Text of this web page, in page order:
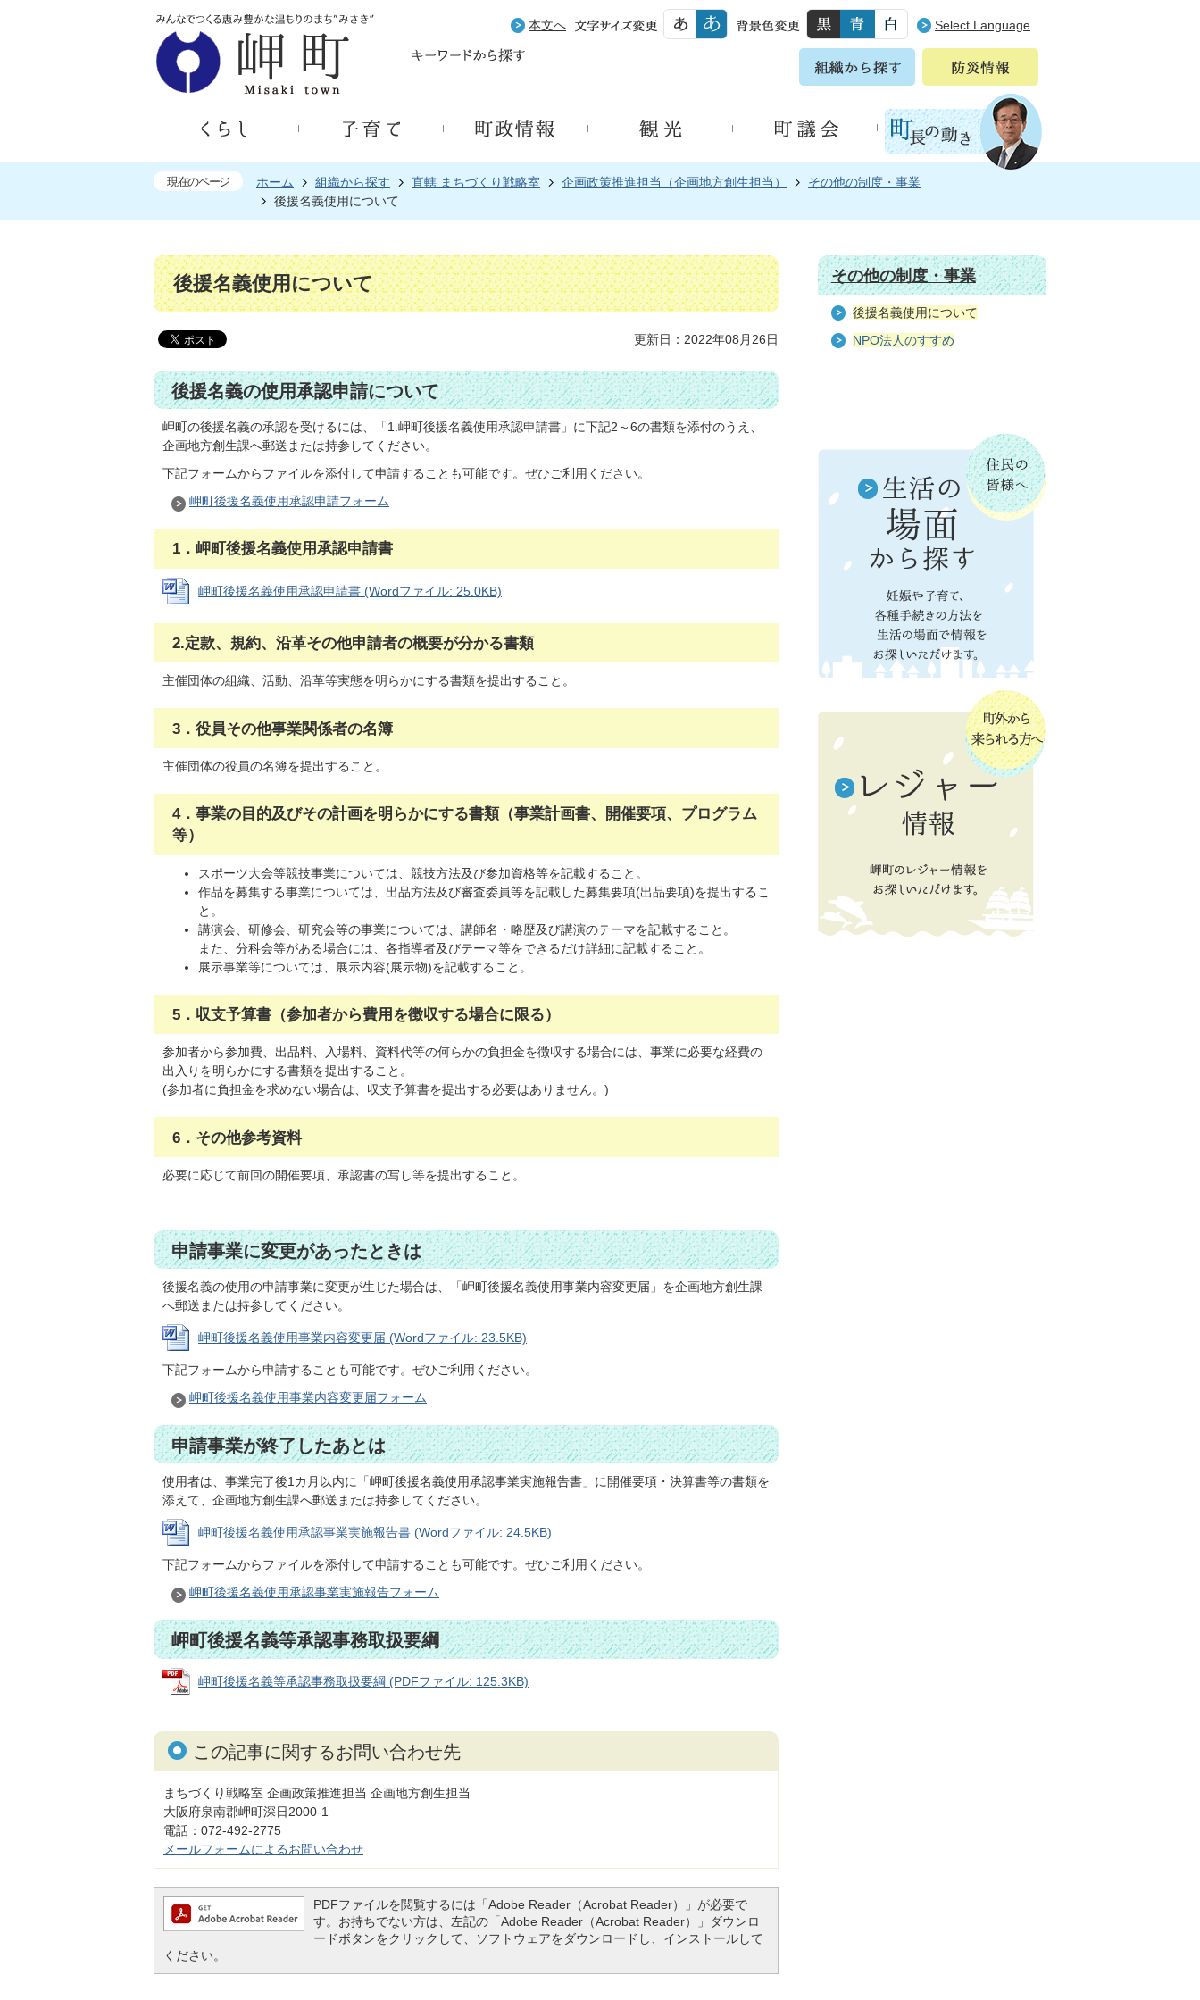
本文へ Select Language
現在のページ ホーム 組織から探す 直轄 まちづくり戦略室 企画政策推進担当（企画地方創生担当）
その他の制度・事業
後援名義使用について
後援名義使用について
更新日：2022年08月26日
後援名義の使用承認申請について
岬町の後援名義の承認を受けるには、「1.岬町後援名義使用承認申請書」に下記2～6の書類を添付のうえ、
企画地方創生課へ郵送または持参してください。
下記フォームからファイルを添付して申請することも可能です。ぜひご利用ください。
岬町後援名義使用承認申請フォーム
1．岬町後援名義使用承認申請書
岬町後援名義使用承認申請書 (Wordファイル: 25.0KB)
2.定款、規約、沿革その他申請者の概要が分かる書類
主催団体の組織、活動、沿革等実態を明らかにする書類を提出すること。
3．役員その他事業関係者の名簿
主催団体の役員の名簿を提出すること。
4．事業の目的及びその計画を明らかにする書類（事業計画書、開催要項、プログラム
等）
スポーツ大会等競技事業については、競技方法及び参加資格等を記載すること。
作品を募集する事業については、出品方法及び審査委員等を記載した募集要項(出品要項)を提出するこ
と。
講演会、研修会、研究会等の事業については、講師名・略歴及び講演のテーマを記載すること。
また、分科会等がある場合には、各指導者及びテーマ等をできるだけ詳細に記載すること。
展示事業等については、展示内容(展示物)を記載すること。
5．収支予算書（参加者から費用を徴収する場合に限る）
参加者から参加費、出品料、入場料、資料代等の何らかの負担金を徴収する場合には、事業に必要な経費の
出入りを明らかにする書類を提出すること。
(参加者に負担金を求めない場合は、収支予算書を提出する必要はありません。)
6．その他参考資料
必要に応じて前回の開催要項、承認書の写し等を提出すること。
申請事業に変更があったときは
後援名義の使用の申請事業に変更が生じた場合は、「岬町後援名義使用事業内容変更届」を企画地方創生課
へ郵送または持参してください。
岬町後援名義使用事業内容変更届 (Wordファイル: 23.5KB)
下記フォームから申請することも可能です。ぜひご利用ください。
岬町後援名義使用事業内容変更届フォーム
申請事業が終了したあとは
使用者は、事業完了後1カ月以内に「岬町後援名義使用承認事業実施報告書」に開催要項・決算書等の書類を
添えて、企画地方創生課へ郵送または持参してください。
岬町後援名義使用承認事業実施報告書 (Wordファイル: 24.5KB)
下記フォームからファイルを添付して申請することも可能です。ぜひご利用ください。
岬町後援名義使用承認事業実施報告フォーム
岬町後援名義等承認事務取扱要綱
岬町後援名義等承認事務取扱要綱 (PDFファイル: 125.3KB)
この記事に関するお問い合わせ先
まちづくり戦略室 企画政策推進担当 企画地方創生担当
大阪府泉南郡岬町深日2000-1
電話：072-492-2775
メールフォームによるお問い合わせ
PDFファイルを閲覧するには「Adobe Reader（Acrobat Reader）」が必要で
す。お持ちでない方は、左記の「Adobe Reader（Acrobat Reader）」ダウンロ
ードボタンをクリックして、ソフトウェアをダウンロードし、インストールして
ください。
その他の制度・事業
後援名義使用について
NPO法人のすすめ